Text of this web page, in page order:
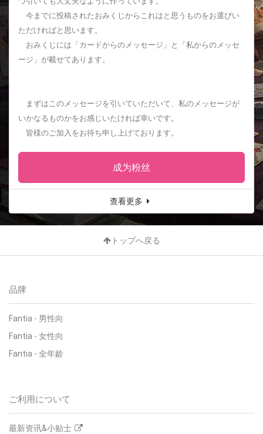
今までに投稿されたおみくじからこれはと思うものをお選びい
ただければと思います。
おみくじには「カードからのメッセージ」と「私からのメッセ
ージ」が載せてあります。
まずはこのメッセージを引いていただいて、私のメッセージが
いかなるものかをお感じいたければ幸いです。
皆様のご加入をお待ち申し上げております。
成为粉丝
查看更多
トップへ戻る
品牌
Fantia - 男性向
Fantia - 女性向
Fantia - 全年龄
ご利用について
最新资讯&小贴士